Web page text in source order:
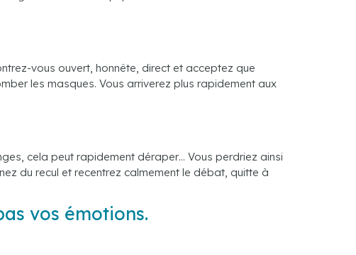
vous ouvert, honnête, direct et acceptez que
les masques. Vous arriverez plus rapidement aux
cela peut rapidement déraper… Vous perdriez ainsi
du recul et recentrez calmement le débat, quitte à
vos émotions.